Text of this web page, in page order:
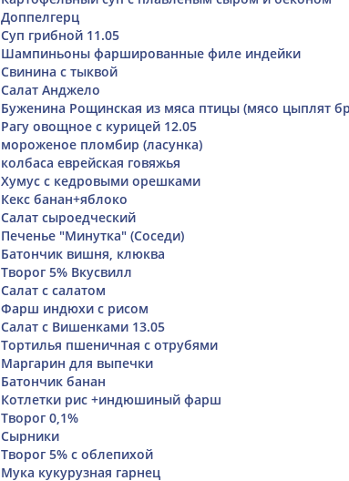
Доппелгерц
Суп грибной 11.05
Шампиньоны фаршированные филе индейки
Свинина с тыквой
Салат Анджело
Буженина Рощинская из мяса птицы (мясо цыплят
Рагу овощное с курицей 12.05
мороженое пломбир (ласунка)
колбаса еврейская говяжья
Хумус с кедровыми орешками
Кекс банан+яблоко
Салат сыроедческий
Печенье "Минутка" (Соседи)
Батончик вишня, клюква
Творог 5% Вкусвилл
Салат с салатом
Фарш индюхи с рисом
Салат с Вишенками 13.05
Тортилья пшеничная с отрубями
Маргарин для выпечки
Батончик банан
Котлетки рис +индюшиный фарш
Творог 0,1%
Сырники
Творог 5% с облепихой
Мука кукурузная гарнец